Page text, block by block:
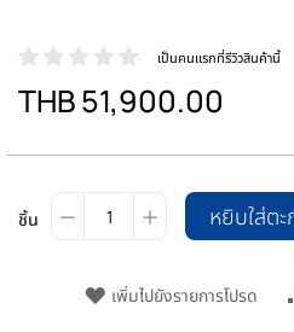
เป็นคนแรกที่รีวิวสินค้านี้
THB 51,900.00
ชิ้น หยิบใส่ตะ
เพิ่มไปยังรายการโปรด